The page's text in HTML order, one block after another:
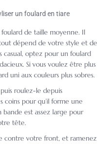
un foulard en tiare
de taille moyenne. Il
dépend de votre style et de
casual, optez pour un foulard
Si vous voulez être plus
uni aux couleurs plus sobres.
roulez-le depuis
coins pour qu’il forme une
bande est assez large pour
tête.
contre votre front, et ramenez